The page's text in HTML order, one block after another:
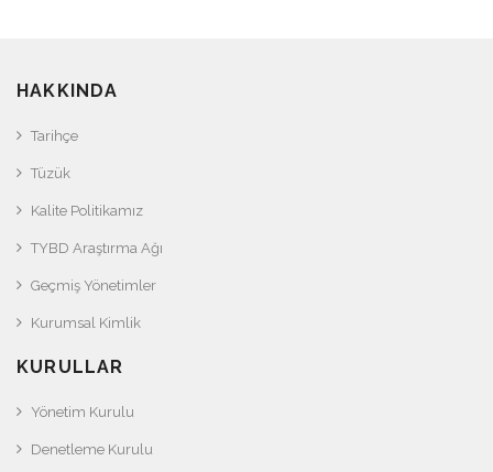
HAKKINDA
Tarihçe
Tüzük
Kalite Politikamız
TYBD Araştırma Ağı
Geçmiş Yönetimler
Kurumsal Kimlik
KURULLAR
Yönetim Kurulu
Denetleme Kurulu